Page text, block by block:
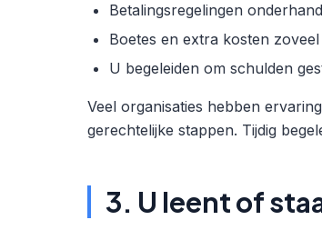
Betalingsregelingen
Boetes en extra kosten
U begeleiden om schulden
Veel organisaties hebben
gerechtelijke stappen. Tijdig
3. U leent of